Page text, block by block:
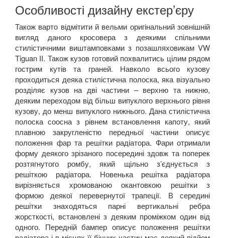
Особливості дизайну екстер’єру
Також варто відмітити й вельми оригінальний зовнішній
вигляд даного кросовера з деякими спільними
стилістичними виштамповками з позашляховикам VW
Tiguan II. Також кузов готовий похвалитись цілим рядом
гострим кутів та граней. Навколо всього кузову
проходиться деяка стилістична полоска, яка візуально
розділяє кузов на дві частини – верхню та нижню,
деяким переходом від більш випуклого верхнього рівня
кузову, до менш випуклого нижнього. Дана стилістична
полоска соосна з рівнем встановлення капоту, який
плавною закругленістю передньої частини описує
положення фар та решітки радіатора. Фари отримали
форму деякого зрізаного посередині здовж та поперек
розтягнутого ромбу, який щільно з’єднується з
решіткою радіатора. Новенька решітка радіатора
вирізняється хромованою окантовкою решітки з
формою деякої перевернутої трапеції. В середині
решітки знаходяться парні вертикальні ребра
жорсткості, встановлені з деяким проміжком один від
одного. Передній бампер описує положення решітки